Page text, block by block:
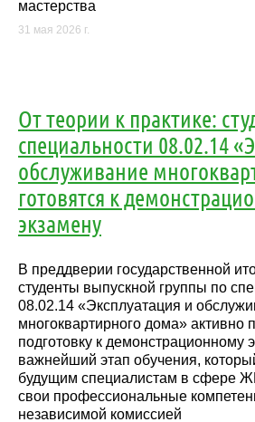
мастерства
31 мая 2026 г.
От теории к практике:
специальности 08.02.14
обслуживание
готовятся к
экзамену
В преддверии государственной
студенты выпускной группы по
08.02.14 «Эксплуатация и
многоквартирного дома» активно
подготовку к демонстрационному
важнейший этап обучения,
будущим специалистам в сфере
свои профессиональные
независимой комиссией